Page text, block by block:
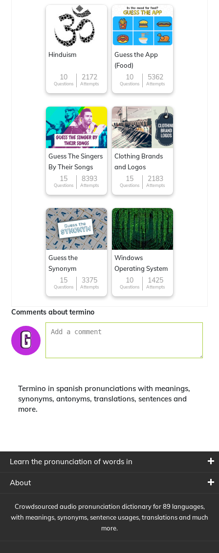
Hinduism
10
Questions
2172
Attempts
Guess the App
(Food)
10
Questions
5362
Attempts
Guess The Singers
By Their Songs
15
Questions
8393
Attempts
Clothing Brands
and Logos
15
Questions
2183
Attempts
Guess the
Synonym
15
Questions
3375
Attempts
Windows
Operating System
10
Questions
1425
Attempts
Comments about termino
Termino in spanish pronunciations with meanings,
synonyms, antonyms, translations, sentences and
more.
Learn the pronunciation of words in
About
Crowdsourced audio pronunciation dictionary for 89 languages,
with meanings, synonyms, sentence usages, translations and much
more.